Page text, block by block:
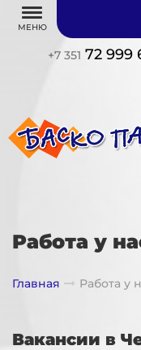
МЕНЮ
+7 351 72 999
Работа у
Главная Работа у
Вакансии в